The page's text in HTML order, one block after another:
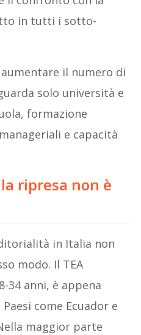
in tutti i sotto-
aumentare il numero di
solo università e
formazione
e capacità
ripresa non è
in Italia non
modo. Il TEA
34 anni, è appena
come Ecuador e
maggior parte